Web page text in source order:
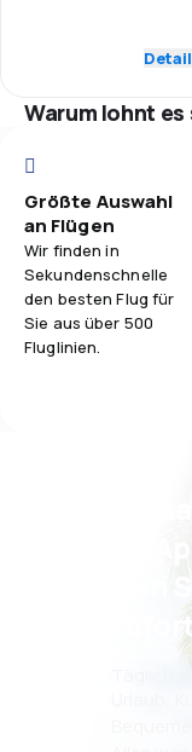
Verpflegung
Reisekomfort
Verpflegung
Warum lohnt es
Größte Auswahl
an Flügen
Wir finden in
Sekundenschnelle
den besten Flug für
Sie aus über 500
Fluglinien.
Psst!
eSky
reisen
Täglich